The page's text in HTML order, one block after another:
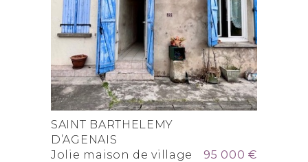
SAINT BARTHELEMY
D’AGENAIS
Jolie maison de village
95 000 €